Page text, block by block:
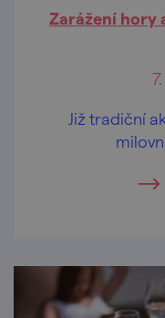
Zarážení hory
Již tradiční